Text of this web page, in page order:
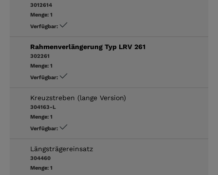
3012614
Menge: 1
Verfügbar:
Rahmenverlängerung Typ LRV 261
302261
Menge: 1
Verfügbar:
Kreuzstreben (lange Version)
304163-L
Menge: 1
Verfügbar:
Längsträgereinsatz
304460
Menge: 1